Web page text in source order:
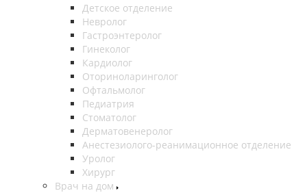
Детское отделение
Невролог
Гастроэнтеролог
Гинеколог
Кардиолог
Оториноларинголог
Офтальмолог
Педиатрия
Стоматолог
Дерматовенеролог
Анестезиолого-реанимационное отделение
Уролог
Хирург
Врач на дом